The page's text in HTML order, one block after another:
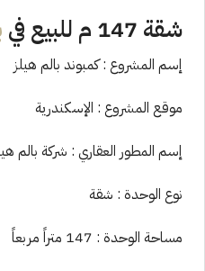
شقة 147 م للبيع في
إسم المشروع : كمبوند بالم هيلز
موقع المشروع : الإسكندرية
إسم المطور العقاري : شركة بالم
نوع الوحدة : شقة
مساحة الوحدة : 147 متراً مربعاً